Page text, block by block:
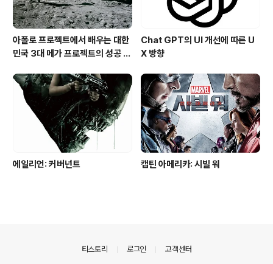
아폴로 프로젝트에서 배우는 대한
민국 3대 메가 프로젝트의 성공 조
Chat GPT의 UI 개선에 따른 U
X 방향
에일리언: 커버넌트 캡틴 아메리카: 시빌 워
티스토리 로그인 고객센터